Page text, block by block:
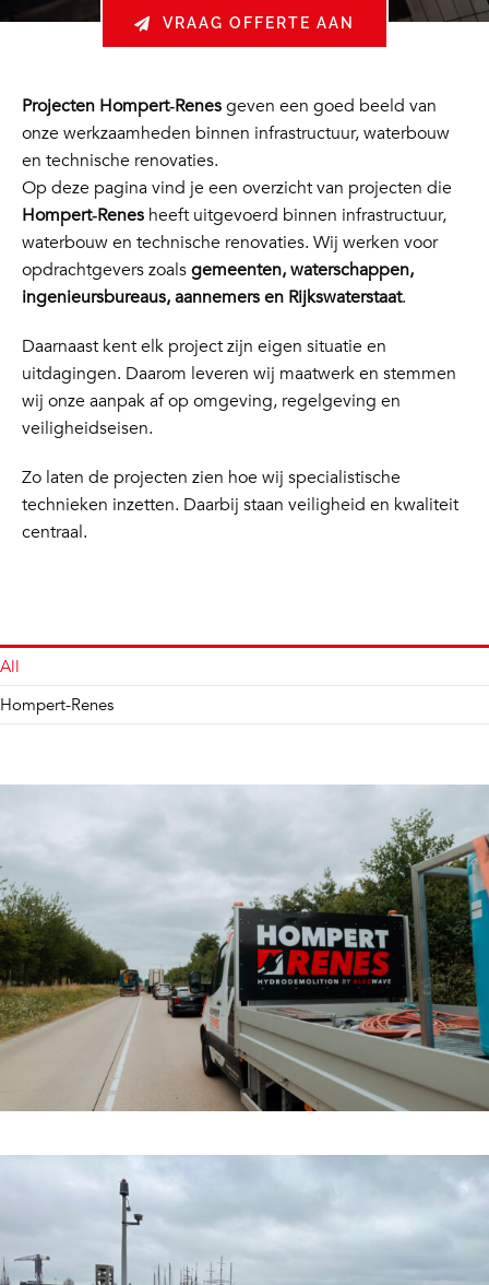
VRAAG OFFERTE AAN
Projecten Hompert‑Renesgeven een goed beeld van
onze werkzaamheden binnen infrastructuur, waterbouw
en technische renovaties.
Op deze pagina vind je een overzicht van projecten die
Hompert‑Renesheeft uitgevoerd binnen infrastructuur,
waterbouw en technische renovaties. Wij werken voor
opdrachtgevers zoalsgemeenten, waterschappen,
ingenieursbureaus, aannemers en Rijkswaterstaat.
Daarnaast kent elk project zijn eigen situatie en
uitdagingen. Daarom leveren wij maatwerk en stemmen
wij onze aanpak af op omgeving, regelgeving en
veiligheidseisen.
Zo laten de projecten zien hoe wij specialistische
technieken inzetten. Daarbij staan veiligheid en kwaliteit
centraal.
All
Hompert-Renes